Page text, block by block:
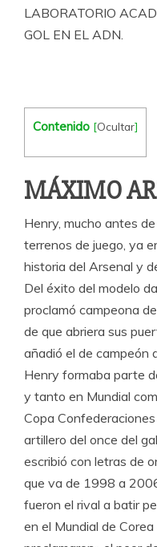
LABORATORIO
GOL EN EL ADN.
Contenido [Ocultar]
MÁXIMO
Henry, mucho antes
terrenos de juego, ya
historia del Arsenal y
Del éxito del modelo
proclamó campeona
de que abriera sus
añadió el de campeón
Henry formaba parte
y tanto en Mundial
Copa
artillero del once del
escribió con letras de
que va de 1998 a
fueron el rival a batir
en el Mundial de